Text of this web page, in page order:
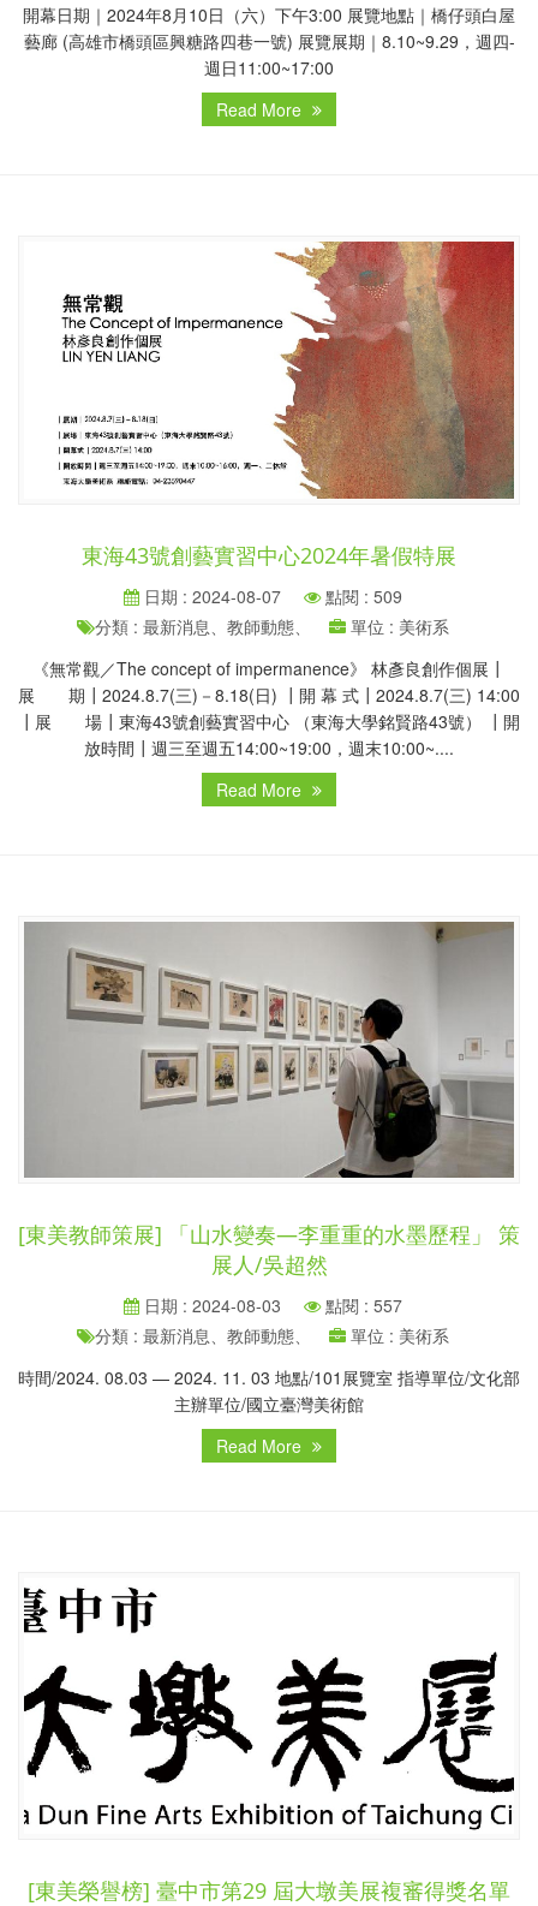
開幕日期｜2024年8月10日（六）下午3:00 展覽地點｜橋仔頭白屋
藝廊 (高雄市橋頭區興糖路四巷一號) 展覽展期｜8.10~9.29，週四-
週日11:00~17:00
Read More
東海43號創藝實習中心2024年暑假特展
日期 : 2024-08-07
點閱 : 509
分類 : 最新消息、教師動態、
單位 : 美術系
《無常觀／The concept of impermanence》 林彥良創作個展┃
展 期┃2024.8.7(三)－8.18(日) ┃開 幕 式┃2024.8.7(三) 14:00
┃展 場┃東海43號創藝實習中心 （東海大學銘賢路43號） ┃開
放時間┃週三至週五14:00~19:00，週末10:00~....
Read More
[東美教師策展] 「山水變奏—李重重的水墨歷程」 策
展人/吳超然
日期 : 2024-08-03
點閱 : 557
分類 : 最新消息、教師動態、
單位 : 美術系
時間/2024. 08.03 — 2024. 11. 03 地點/101展覽室 指導單位/文化部
主辦單位/國立臺灣美術館
Read More
[東美榮譽榜] 臺中市第29 屆大墩美展複審得獎名單